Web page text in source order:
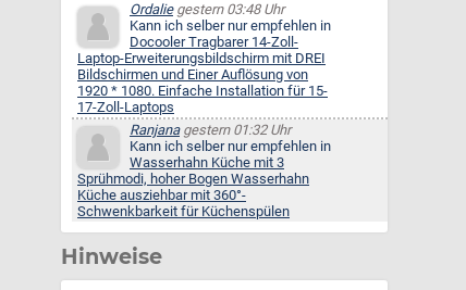
Ordaliegestern 03:48 Uhr
Kann ich selber nur empfehlen in
Docooler Tragbarer 14-Zoll-
Laptop-Erweiterungsbildschirm mit DREI
Bildschirmen und Einer Auflösung von
1920 * 1080. Einfache Installation für 15-
17-Zoll-Laptops
Ranjanagestern 01:32 Uhr
Kann ich selber nur empfehlen in
Wasserhahn Küche mit 3
Sprühmodi, hoher Bogen Wasserhahn
Küche ausziehbar mit 360°-
Schwenkbarkeit für Küchenspülen
Hinweise